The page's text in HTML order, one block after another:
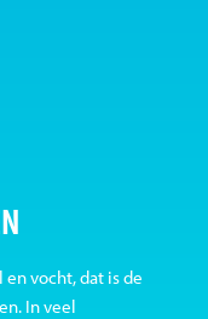
vocht, dat is de
In veel